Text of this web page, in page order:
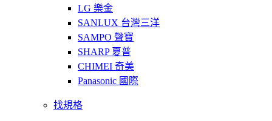
LG 樂金
SANLUX 台灣三洋
SAMPO 聲寶
SHARP 夏普
CHIMEI 奇美
Panasonic 國際
找規格